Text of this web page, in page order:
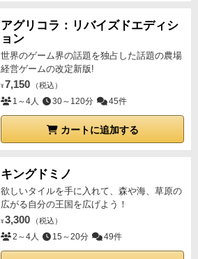
アグリコラ：リバイズドエディシ
ョン
世界のゲーム界の話題を独占した話題の農場
経営ゲームの改定新版!
¥ 7,150 （税込）
1～4人 30～120分 45件
カートに追加する
キングドミノ
欲しいタイルを手に入れて、森や海、草原の
広がる自分の王国を広げよう！
¥ 3,300 （税込）
2～4人 15～20分 49件